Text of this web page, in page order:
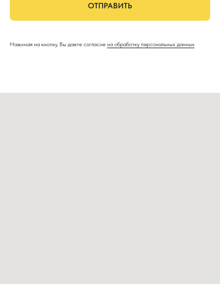
ОТПРАВИТЬ
Нажимая на кнопку, Вы даете согласие на обработку персональных данных